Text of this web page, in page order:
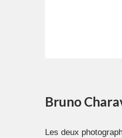
Bruno
Les deux